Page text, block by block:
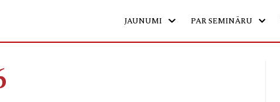
JAUNUMI PAR SEMINĀRU